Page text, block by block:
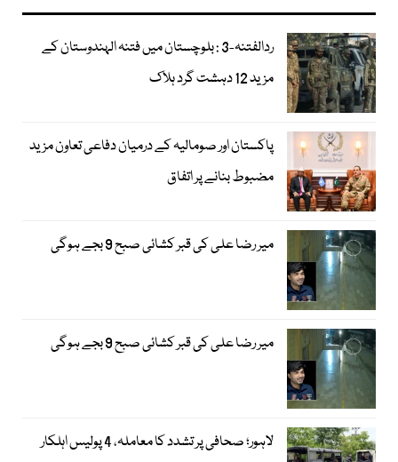
ردالفتنہ-3 : بلوچستان میں فتنہ الہندوستان کے
مزید 12 دہشت گرد ہلاک
پاکستان اور صومالیہ کے درمیان دفاعی تعاون مزید
مضبوط بنانے پر اتفاق
میر رضا علی کی قبر کشائی صبح 9 بجے ہوگی
میر رضا علی کی قبر کشائی صبح 9 بجے ہوگی
لاہور؛ صحافی پر تشدد کا معاملہ، 4 پولیس اہلکار